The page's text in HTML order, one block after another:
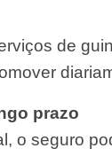
de
prazo
o seguro